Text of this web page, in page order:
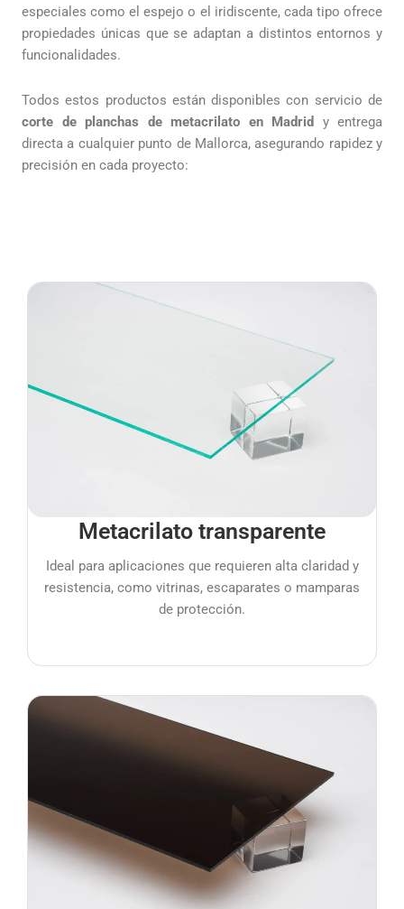
especiales como el espejo o el iridiscente, cada tipo ofrece
propiedades únicas que se adaptan a distintos entornos y
funcionalidades.
Todos estos productos están disponibles con servicio de
corte de planchas de metacrilato en Madrid
y entrega
directa a cualquier punto de Mallorca, asegurando rapidez y
precisión en cada proyecto:
Metacrilato transparente
Ideal para aplicaciones que requieren alta claridad y
resistencia, como vitrinas, escaparates o mamparas
de protección.